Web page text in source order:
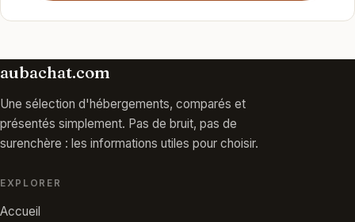
aubachat.com
Une sélection d'hébergements, comparés et
présentés simplement. Pas de bruit, pas de
surenchère : les informations utiles pour choisir.
EXPLORER
Accueil